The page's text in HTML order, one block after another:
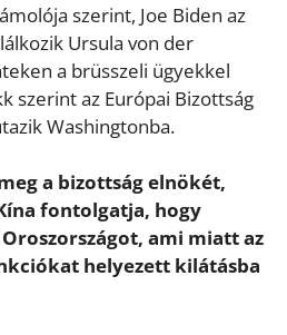
szerint, Joe Biden az
Ursula von der
a brüsszeli ügyekkel
szerint az Európai Bizottság
Washingtonba.
a bizottság elnökét,
fontolgatja, hogy
ami miatt az
helyezett kilátásba